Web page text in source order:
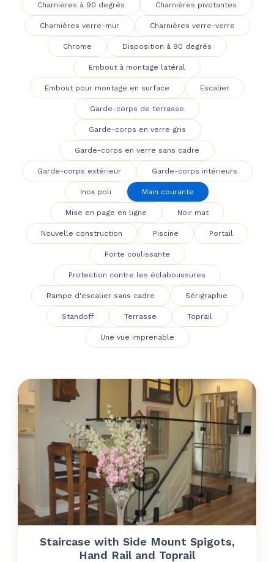
Charnières à 90 degrés Charnières pivotantes
Charnières verre-mur Charnières verre-verre
Chrome Disposition à 90 degrés
Embout à montage latéral
Embout pour montage en surface Escalier
Garde-corps de terrasse
Garde-corps en verre gris
Garde-corps en verre sans cadre
Garde-corps extérieur Garde-corps intérieurs
Inox poli Main courante
Mise en page en ligne Noir mat
Nouvelle construction Piscine Portail
Porte coulissante
Protection contre les éclaboussures
Rampe d'escalier sans cadre Sérigraphie
Standoff Terrasse Toprail
Une vue imprenable
Staircase with Side Mount Spigots,
Hand Rail and Toprail